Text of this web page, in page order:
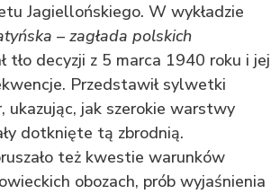
Jagiellońskiego. W wykładzie
– zagłada polskich
tło decyzji z 5 marca 1940 roku i jej
Przedstawił sylwetki
ukazując, jak szerokie warstwy
dotknięte tą zbrodnią.
też kwestie warunków
obozach, prób wyjaśnienia